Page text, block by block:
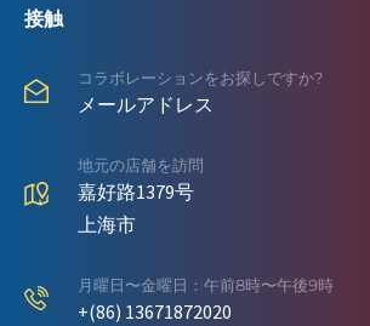
接触
コラボレーションをお探しですか?
メールアドレス
地元の店舗を訪問
嘉好路1379号
上海市
月曜日〜金曜日：午前8時〜午後9時
+(86) 13671872020